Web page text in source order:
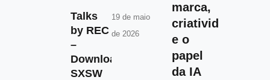
Talks
by REC
–
Download
SXSW
19 de maio
de 2026
marca,
criatividade
e o
papel
da IA